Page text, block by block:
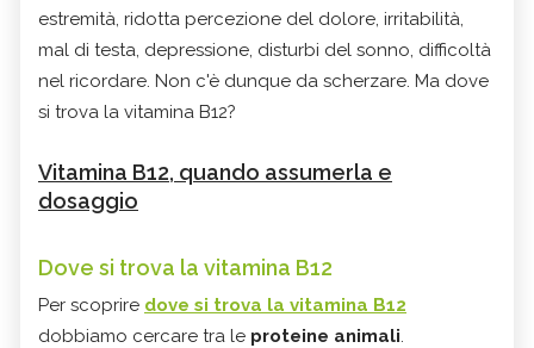
estremità, ridotta percezione del dolore, irritabilità,
mal di testa, depressione, disturbi del sonno, difficoltà
nel ricordare. Non c'è dunque da scherzare. Ma dove
si trova la vitamina B12?
Vitamina B12, quando assumerla e
dosaggio
Dove si trova la vitamina B12
Per scoprire dove si trova la vitamina B12
dobbiamo cercare tra le proteine animali.